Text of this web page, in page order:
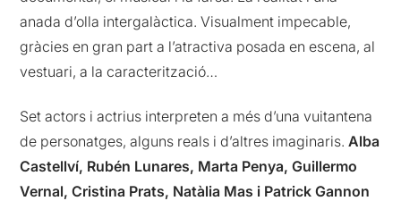
anada d’olla intergalàctica. Visualment impecable,
gràcies en gran part a l’atractiva posada en escena, al
vestuari, a la caracterització…
Set actors i actrius interpreten a més d’una vuitantena
de personatges, alguns reals i d’altres imaginaris.Alba
Castellví, Rubén Lunares, Marta Penya, Guillermo
Vernal, Cristina Prats, Natàlia Mas i Patrick Gannon